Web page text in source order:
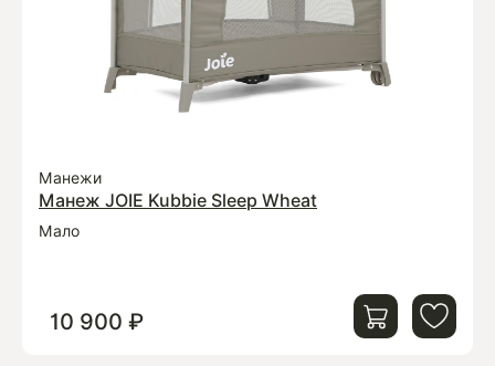
Манежи
Манеж JOIE Kubbie Sleep Wheat
Мало
10 900 ₽